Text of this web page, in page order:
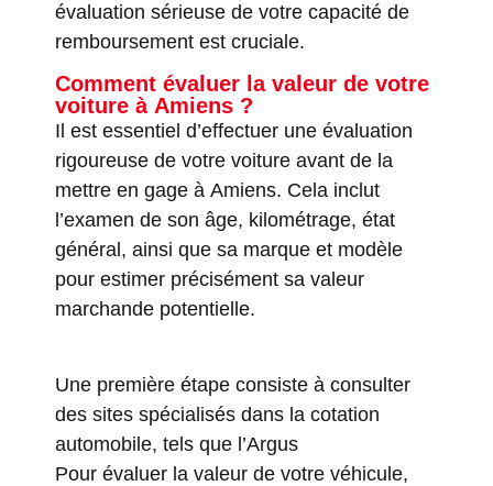
évaluation sérieuse de votre capacité de
remboursement est cruciale.
Comment évaluer la valeur de votre
voiture à Amiens ?
Il est essentiel d’effectuer une évaluation
rigoureuse de votre voiture avant de la
mettre en gage à Amiens. Cela inclut
l’examen de son âge, kilométrage, état
général, ainsi que sa marque et modèle
pour estimer précisément sa valeur
marchande potentielle.
Une première étape consiste à consulter
des sites spécialisés dans la cotation
automobile, tels que l’Argus
Pour évaluer la valeur de votre véhicule,